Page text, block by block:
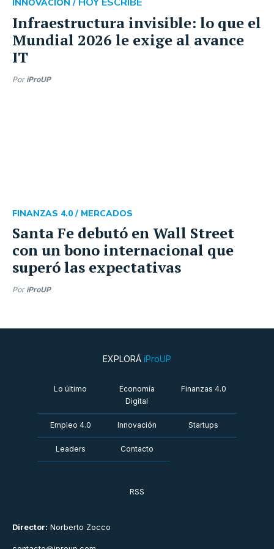
Infraestructura invisible: lo que el
Mundial 2026 le exige al avance
IT
INNOVACIÓN /
Por iProUP
Santa Fe debutó en Wall Street
con un bono internacional que
superó las expectativas
FINANZAS 4.0 / MERCADOS
Por iProUP
Director: Norberto Zocco
EXPLORÁ iProUP
Lo último
Economía
Digital
Finanzas 4.0
Empleo 4.0 Innovación Startups
Leaders Contacto
RSS